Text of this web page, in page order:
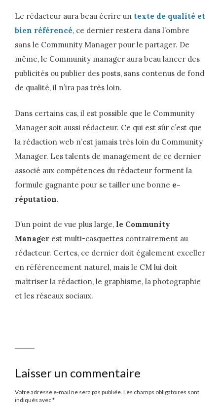
Le rédacteur aura beau écrire un texte de qualité et
bien référencé, ce dernier restera dans l’ombre
sans le Community Manager pour le partager. De
même, le Community manager aura beau lancer des
publicités ou publier des posts, sans contenus de fond
de qualité, il n’ira pas très loin.
Dans certains cas, il est possible que le Community
Manager soit aussi rédacteur. Ce qui est sûr c’est que
la rédaction web n’est jamais très loin du Community
Manager. Les talents de management de ce dernier
associé aux compétences du rédacteur forment la
formule gagnante pour se tailler une bonne e-
réputation.
D’un point de vue plus large, le Community
Manager est multi-casquettes contrairement au
rédacteur. Certes, ce dernier doit également exceller
en référencement naturel, mais le CM lui doit
maîtriser la rédaction, le graphisme, la photographie
et les réseaux sociaux.
Laisser un commentaire
Votre adresse e-mail ne sera pas publiée. Les champs obligatoires sont
indiqués avec*